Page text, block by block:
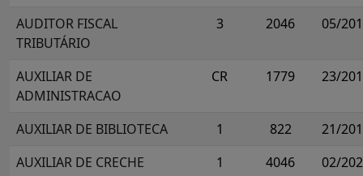
AUDITOR FISCAL
TRIBUTÁRIO
3 2046 05/
AUXILIAR DE
ADMINISTRACAO
CR 1779 23/
AUXILIAR DE BIBLIOTECA 1 822
21/
AUXILIAR DE CRECHE
1 4046
02/